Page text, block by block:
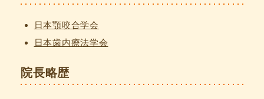
日本顎咬合学会
日本歯内療法学会
院長略歴